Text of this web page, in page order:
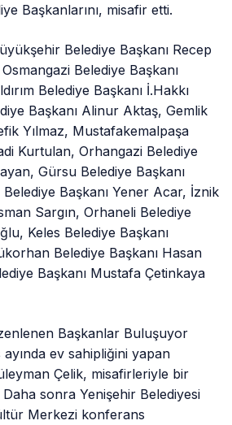
Başkanlarını, misafir etti.
Belediye Başkanı Recep
Belediye Başkanı
Belediye Başkanı İ.Hakkı
Başkanı Alinur Aktaş, Gemlik
Yılmaz, Mustafakemalpaşa
Kurtulan, Orhangazi Belediye
Gürsu Belediye Başkanı
Başkanı Yener Acar, İznik
Sargın, Orhaneli Belediye
Keles Belediye Başkanı
Belediye Başkanı Hasan
Başkanı Mustafa Çetinkaya
Başkanlar Buluşuyor
ayında ev sahipliğini yapan
Çelik, misafirleriyle bir
sonra Yenişehir Belediyesi
Merkezi konferans